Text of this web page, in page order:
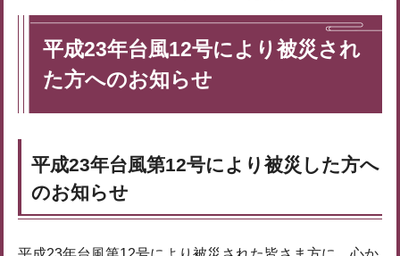
平成23年台風12号により被災され
た方へのお知らせ
平成23年台風第12号により被災した方へ
のお知らせ